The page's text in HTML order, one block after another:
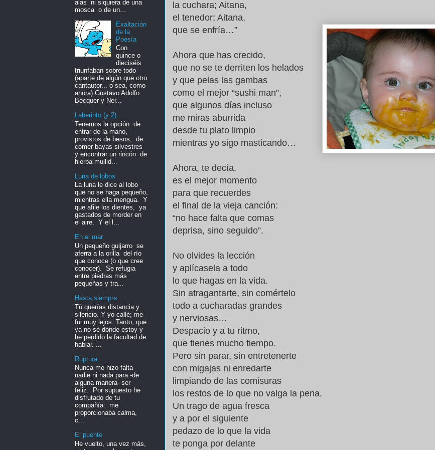
la cuchara; Aitana,
el tenedor; Aitana,
que se enfría…”
Ahora que has crecido,
que no se te derriten los helados
y que pelas las gambas
como el mejor “sushi man”,
que algunos días incluso
me miras aburrida
desde tu plato limpio
mientras yo sigo masticando…
Ahora, te decía,
es el mejor momento
para que recuerdes
el final de la vieja canción:
“no hace falta que comas
deprisa, sino seguido”.
No olvides la lección
y aplícasela a todo
lo que hagas en la vida.
Sin atragantarte, sin comértelo
todo a cucharadas grandes
y nerviosas…
Despacio y a tu ritmo,
que tienes mucho tiempo.
Pero sin parar, sin entretenerte
con migajas ni enredarte
limpiando de las comisuras
los restos de lo que no valga la pena.
Un trago de agua fresca
y a por el siguiente
pedazo de lo que la vida
te ponga por delante
alas ni siquiera de una
mosca o de un...
Exaltación
de la
Poesía
Con
quince o
dieciséis
triunfaban sobre todo
(aparte de algún que otro
cantautor... o sea, como
ahora) Gustavo Adolfo
Bécquer y Ner...
Laberinto (y 2)
Tenemos la opción de
entrar de la mano,
provistos de besos, de
comer bayas silvestres
y encontrar un rincón de
hierba mullid...
Luna de lobos
La luna le dice al lobo
que no se haga pequeño,
mientras ella mengua. Y
que afile los dientes, ya
gastados de morder en
el aire. Y el l...
En el mar
Un pequeño guijarro se
aferra a la orilla del río
que conoce (o que cree
conocer). Se refugia
entre piedras más
pequeñas y tra...
Hasta siempre
Tú querías distancia y
silencio. Y yo callé; me
fui muy lejos. Tanto, que
ya no sé dónde estoy y
he perdido la facultad de
hablar. ...
Ruptura
Nunca me hizo falta
nadie ni nada para -de
alguna manera- ser
feliz. Por supuesto he
disfrutado de tu
compañía: me
proporcionaba calma,
c...
El puente
He vuelto, una vez más,